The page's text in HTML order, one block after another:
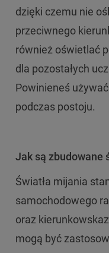
dzięki czemu nie
przeciwnego
również oświetlać
dla pozostałych
Powinieneś
podczas postoju.
Jak są zbudowane
Światła mijania
samochodowego
oraz
mogą być